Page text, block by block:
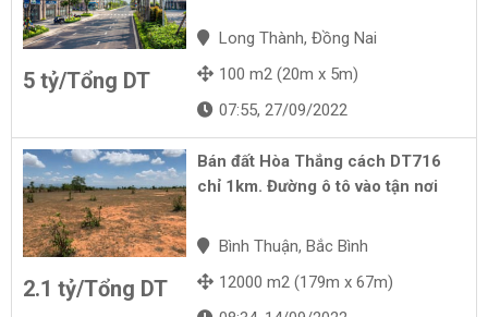
5 tỷ/Tổng DT
Long Thành, Đồng Nai
100 m2 (20m x 5m)
07:55, 27/09/2022
2.1 tỷ/Tổng DT
Bán đất Hòa Thắng cách DT716
chỉ 1km. Đường ô tô vào tận nơi
Bình Thuận, Bắc Bình
12000 m2 (179m x 67m)